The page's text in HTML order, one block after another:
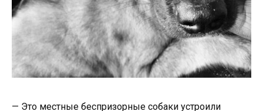
— Это местные беспризорные собаки устроили